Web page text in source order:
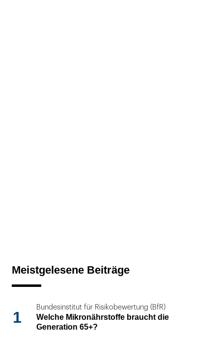
Meistgelesene Beiträge
1
Bundesinstitut für Risikobewertung (BfR)
Welche Mikronährstoffe braucht die
Generation 65+?